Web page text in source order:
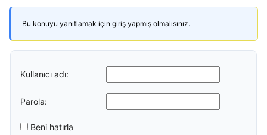
Bu konuyu yanıtlamak için giriş yapmış olmalısınız.
Kullanıcı adı:
Parola:
Beni hatırla